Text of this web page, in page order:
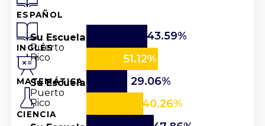
ESPAÑOL
INGLÉS
MATEMÁTICA
CIENCIA
Su Escuela
Puerto
Rico
43.59%
51.12%
Su Escuela
Puerto
Rico
29.06%
40.26%